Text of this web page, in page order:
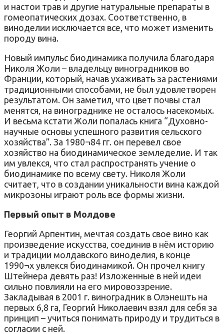
и настои трав и другие натуральные препараты в
гомеопатических дозах. Соответственно, в
виноделии исключается все, что может изменить
породу вина.
Новый импульс биодинамика получила благодаря
Николя Жоли – владельцу виноградников во
Франции, который, начав ухаживать за растениями
традиционными способами, не был удовлетворен
результатом. Он заметил, что цвет почвы стал
менятся, на винограднике не осталось насекомых.
И весьма кстати Жоли попалась книга “Духовно-
научные основы успешного развития сельского
хозяйства”. За 1980¬84 гг. он перевел свое
хозяйство на биодинамическое земледелие. И так
им увлекся, что стал распространять учение о
биодинамике по всему свету. Николя Жоли
считает, что в создании уникальности вина каждой
микрозоны играют роль все формы жизни.
Первый опыт в Молдове
Георгий Арпентин, мечтая создать свое вино как
произведение искусства, соединив в нём историю
и традиции молдавского виноделия, в конце
1990¬х увлекся биодинамикой. Он прочел книгу
Штейнера девять раз! Изложенные в ней идеи
сильно повлияли на его мировоззрение.
Закладывая в 2001 г. виноградник в Олэнешть на
первых 6,8 га, Георгий Николаевич взял для себя за
принцип – учиться понимать природу и трудиться в
согласии с ней.